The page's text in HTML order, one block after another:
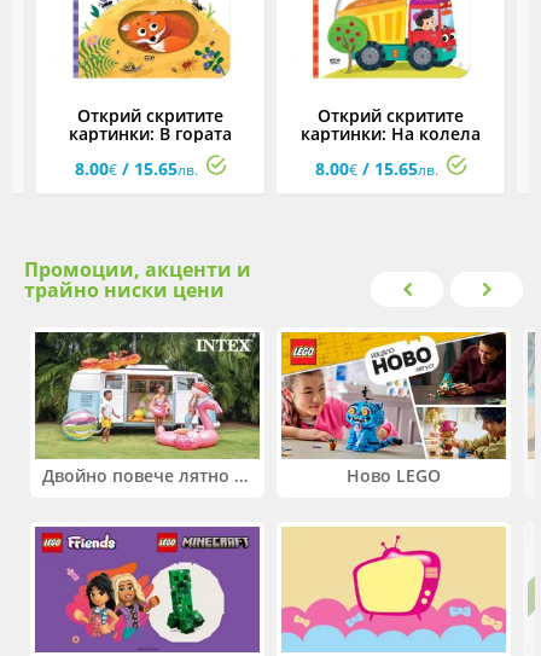
Открий скритите
картинки: В гората
8.00€/ 15.65лв.
Открий скритите
картинки: На колела
8.00€/ 15.65лв.
Промоции, акценти и
трайно ниски цени
Двойно повече лятно забавление! Купи 2 продукта INTEX и вземи -33% Ново LEGO